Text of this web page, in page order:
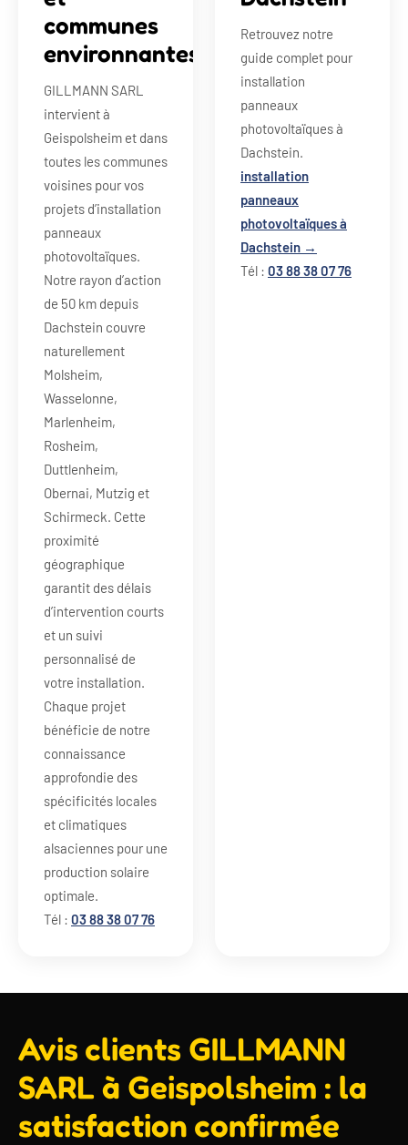
communes
environnantes
GILLMANN SARL
intervient à
Geispolsheim et dans
toutes les communes
voisines pour vos
projets d’installation
panneaux
photovoltaïques.
Notre rayon d’action
de 50 km depuis
Dachstein couvre
naturellement
Molsheim,
Wasselonne,
Marlenheim,
Rosheim,
Duttlenheim,
Obernai, Mutzig et
Schirmeck. Cette
proximité
géographique
garantit des délais
d’intervention courts
et un suivi
personnalisé de
votre installation.
Chaque projet
bénéficie de notre
connaissance
approfondie des
spécificités locales
et climatiques
alsaciennes pour une
production solaire
optimale.
Tél : 03 88 38 07 76
Retrouvez notre
guide complet pour
installation
panneaux
photovoltaïques à
Dachstein.
installation
panneaux
photovoltaïques à
Dachstein →
Tél : 03 88 38 07 76
Avis clients GILLMANN
SARL à Geispolsheim : la
satisfaction confirmée